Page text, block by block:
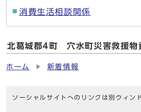
消費生活相談関係
北葛城郡4町 穴水町災害救援物
ホーム 新着情報
ソーシャルサイトへのリンクは別ウィン